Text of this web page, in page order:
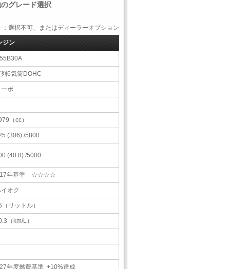
グレード選択
択不可、またはディーラーオプション
ジン
6気筒DOHC
ボ
（cc）
(306) /5800
(40.8) /5000
年基準 ☆☆☆☆
オク
（リットル）
（km/L）
年度燃費基準 +10%達成